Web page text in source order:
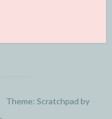
Theme: Scratchpad by
.